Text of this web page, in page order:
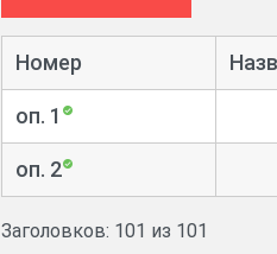
Документы отложившиеся в
Номер
оп. 1
оп. 2
Заголовков: 101 из 101